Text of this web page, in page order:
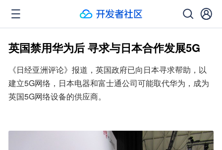
英国禁用华为后 寻求与日本合作发展5G
《日经亚洲评论》报道，英国政府已向日本寻求帮助，以
建立5G网络，日本电器和富士通公司可能取代华为，成为
英国5G网络设备的供应商。